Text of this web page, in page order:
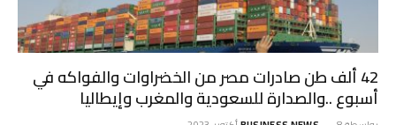
42 ألف طن صادرات مصر من الخضراوات والفواكه في
أسبوع ..والصدارة للسعودية والمغرب وإيطاليا